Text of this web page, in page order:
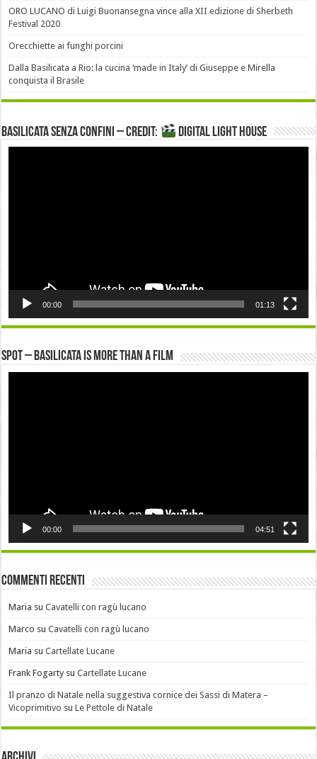
ORO LUCANO di Luigi Buonansegna vince alla XII edizione di Sherbeth
Festival 2020
Orecchiette ai funghi porcini
Dalla Basilicata a Rio: la cucina ‘made in Italy’ di Giuseppe e Mirella
conquista il Brasile
Basilicata senza confini – Credit: DIGITAL LIGHT HOUSE
00:00 01:13
Spot – Basilicata is more than a Film
00:00 04:51
Commenti recenti
Maria suCavatelli con ragù lucano
Marco suCavatelli con ragù lucano
Maria suCartellate Lucane
Frank FogartysuCartellate Lucane
Il pranzo di Natale nella suggestiva cornice dei Sassi di Matera –
Vicoprimitivo suLe Pettole di Natale